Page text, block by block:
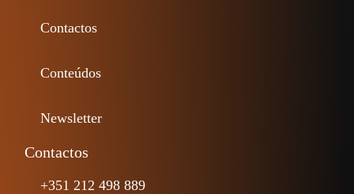
Contactos
Conteúdos
Newsletter
Contactos
+351 212 498 889